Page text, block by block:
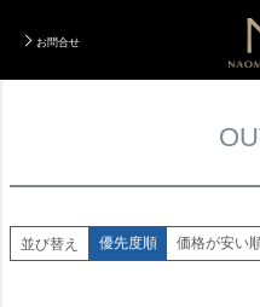
お問合せ
Total Coordination
並び替え 優先度順 価格が安い